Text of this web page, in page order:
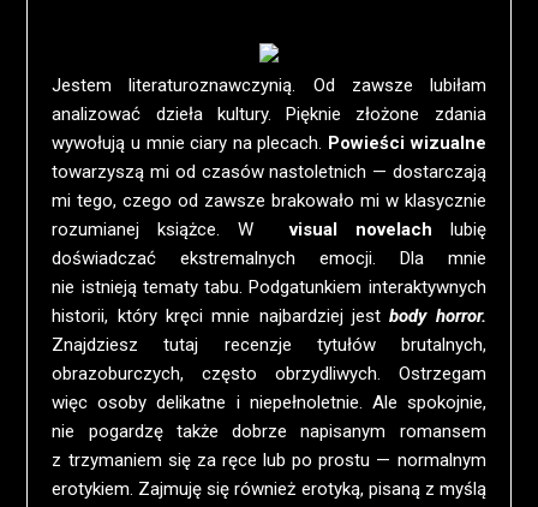
Jestem literaturoznawczynią. Od zawsze lubiłam
analizować dzieła kultury. Pięknie złożone zdania
wywołują u mnie ciary na plecach. Powieści wizualne
towarzyszą mi od czasów nastoletnich — dostarczają
mi tego, czego od zawsze brakowało mi w klasycznie
rozumianej książce. W
visual novelach lubię
doświadczać ekstremalnych emocji. Dla mnie
nie istnieją tematy tabu. Podgatunkiem interaktywnych
historii, który kręci mnie najbardziej jestbody horror.
Znajdziesz tutaj recenzje tytułów brutalnych,
obrazoburczych, często obrzydliwych. Ostrzegam
więc osoby delikatne i niepełnoletnie. Ale spokojnie,
nie pogardzę także dobrze napisanym romansem
z trzymaniem się za ręce lub po prostu — normalnym
erotykiem. Zajmuję się również erotyką, pisaną z myślą